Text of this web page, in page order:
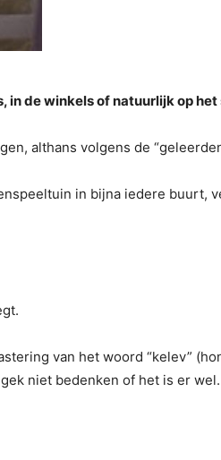
in de winkels of natuurlijk op
althans volgens de
in bijna iedere buurt,
van het woord “kelev”
niet bedenken of het is er wel.